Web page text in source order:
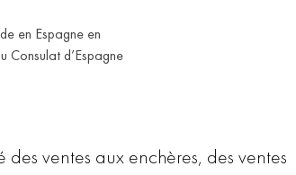
en Espagne en
Consulat d’Espagne
des ventes aux enchères, des ventes